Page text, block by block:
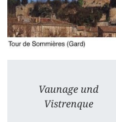
Vaunage und
Vistrenque